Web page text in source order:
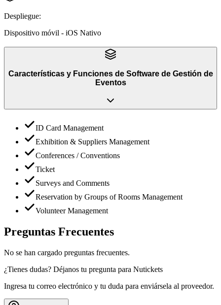
Despliegue:
Dispositivo móvil - iOS Nativo
Características y Funciones de Software de Gestión de
Eventos
ID Card Management
Exhibition & Suppliers Management
Conferences / Conventions
Ticket
Surveys and Comments
Reservation by Groups of Rooms Management
Volunteer Management
Preguntas Frecuentes
No se han cargado preguntas frecuentes.
¿Tienes dudas? Déjanos tu pregunta para Nutickets
Ingresa tu correo electrónico y tu duda para enviársela al proveedor.